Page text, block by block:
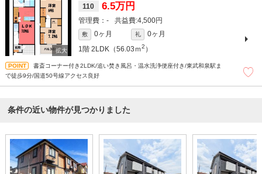
110 6.5万円
- 4,500円
敷 0ヶ月 礼
0ヶ月
1階 2LDK（56.03ｍ2 ）
書斎コーナー付き2LDK/追い焚き風呂・温水洗浄便座付き/東武和泉駅ま
で徒歩9分/国道50号線アクセス良好
条件の近い物件が見つかりました